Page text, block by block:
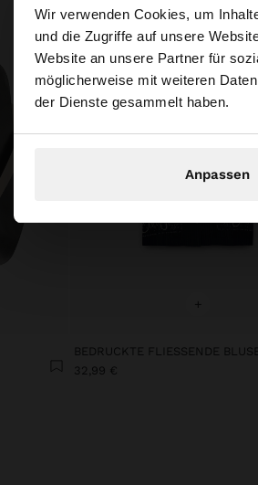
Wir verwenden Cookies, um
und die Zugriffe auf unsere
Website an unsere Partner für
möglicherweise mit weiteren
der Dienste gesammelt haben.
Anpassen
hallo
Sie greifen von Austria
durchsuchen?
+
32,99 €